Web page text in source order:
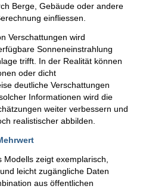
Berge, Gebäude oder andere
einfliessen.
Verschattungen wird
Sonneneinstrahlung
trifft. In der Realität können
oder dicht
deutliche Verschattungen
Informationen wird die
weiter verbessern und
realistischer abbilden.
zeigt exemplarisch,
leicht zugängliche Daten
aus öffentlichen